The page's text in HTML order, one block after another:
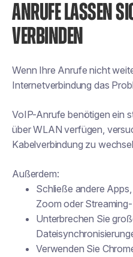
ANRUFE LASSEN
VERBINDEN
Wenn Ihre Anrufe nicht
Internetverbindung das
VoIP-Anrufe benötigen ein
über WLAN verfügen,
Kabelverbindung zu
Außerdem:
Schließe andere
Zoom oder
Unterbrechen Sie
Verwenden Sie